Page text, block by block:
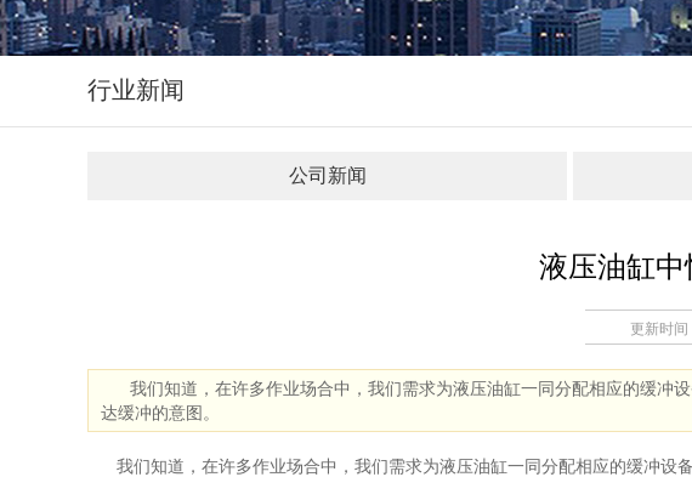
行业新闻
公司新闻
液压油缸
更新时间
我们知道，在许多作业场合中，我们需求为液压油缸一同分配相应的缓冲
达缓冲的意图。
我们知道，在许多作业场合中，我们需求为液压油缸一同分配相应的缓冲设